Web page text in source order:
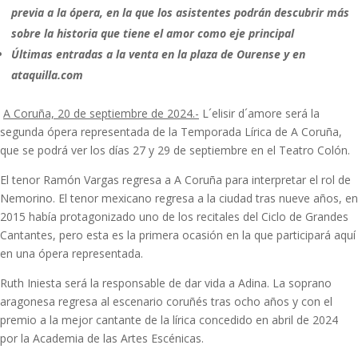
previa a la ópera, en la que los asistentes podrán descubrir más
sobre la historia que tiene el amor como eje principal
Últimas entradas a la venta en la plaza de Ourense y en
ataquilla.com
A Coruña, 20 de septiembre de 2024.- L´elisir d´amore será la
segunda ópera representada de la Temporada Lírica de A Coruña,
que se podrá ver los días 27 y 29 de septiembre en el Teatro Colón.
El tenor Ramón Vargas regresa a A Coruña para interpretar el rol de
Nemorino. El tenor mexicano regresa a la ciudad tras nueve años, en
2015 había protagonizado uno de los recitales del Ciclo de Grandes
Cantantes, pero esta es la primera ocasión en la que participará aquí
en una ópera representada.
Ruth Iniesta será la responsable de dar vida a Adina. La soprano
aragonesa regresa al escenario coruñés tras ocho años y con el
premio a la mejor cantante de la lírica concedido en abril de 2024
por la Academia de las Artes Escénicas.